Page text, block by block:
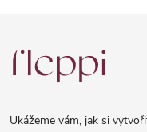
á
Ukážeme vám, jak si